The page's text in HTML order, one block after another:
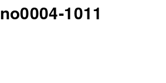
1011